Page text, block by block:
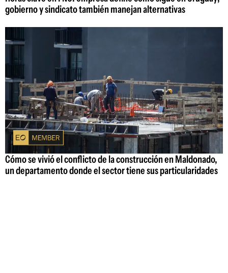
gobierno y sindicato también manejan alternativas
Cómo se vivió el conflicto de la construcción en Maldonado,
un departamento donde el sector tiene sus particularidades